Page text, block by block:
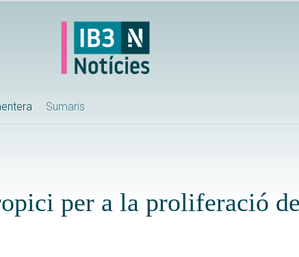
Sumaris
per a la proliferació